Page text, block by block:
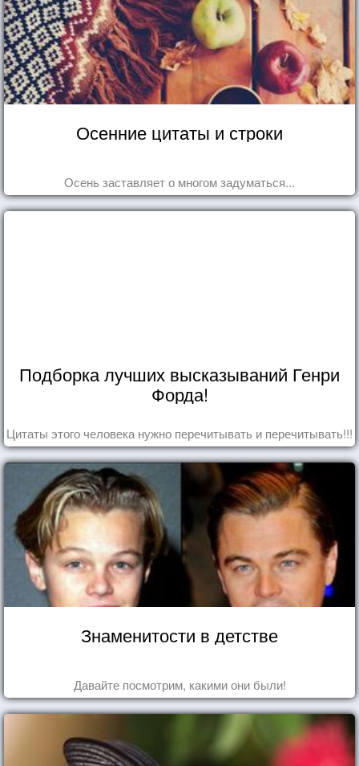
Осенние цитаты и строки
Осень заставляет о многом задуматься...
Подборка лучших высказываний Генри
Форда!
Цитаты этого человека нужно перечитывать и перечитывать!!!
Знаменитости в детстве
Давайте посмотрим, какими они были!